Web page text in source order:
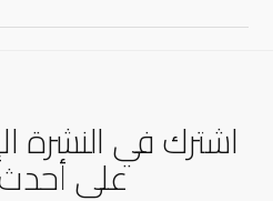
اشترك في النشرة
على أحدث